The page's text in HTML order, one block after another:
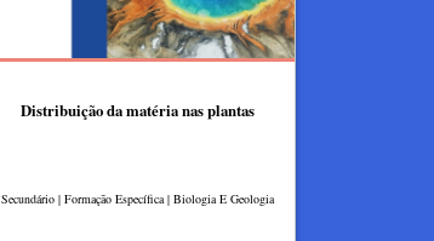
Distribuição da matéria nas plantas
Secundário | Formação Específica | Biologia E Geologia